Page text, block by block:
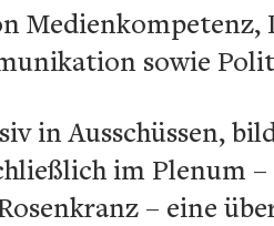
sowie
in Ausschüssen,
im Plenum
– eine